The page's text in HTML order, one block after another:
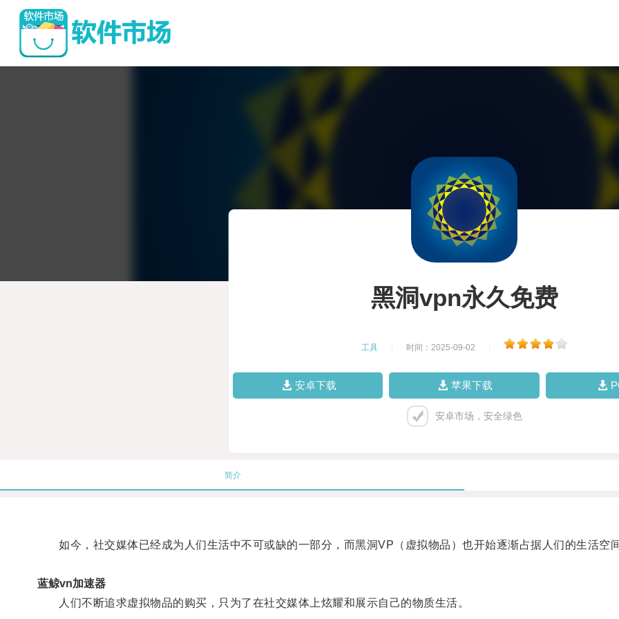
黑洞vpn永久免费
工具 时间：2025-09-02
安卓下载 苹果下载
安卓市场，安全绿色
简介
如今，社交媒体已经成为人们生活中不可或缺的一部分，而黑洞VP（虚拟物品）也开始逐渐占据人们的生活空间
蓝鲸vn加速器
人们不断追求虚拟物品的购买，只为了在社交媒体上炫耀和展示自己的物质生活。